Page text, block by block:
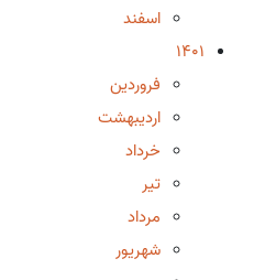
اسفند
1401
فروردین
اردیبهشت
خرداد
تیر
مرداد
شهریور